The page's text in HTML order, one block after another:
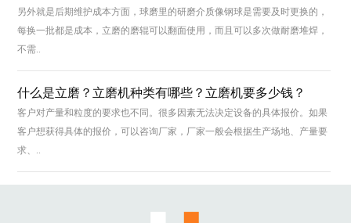
另外就是后期维护成本方面，球磨里的研磨介质像钢球是需要及时更换的，
每换一批都是成本，立磨的磨辊可以翻面使用，而且可以多次做耐磨堆焊，
不需..
什么是立磨？立磨机种类有哪些？立磨机要多少钱？
客户对产量和粒度的要求也不同。很多因素无法决定设备的具体报价。如果
客户想获得具体的报价，可以咨询厂家，厂家一般会根据生产场地、产量要
求、..